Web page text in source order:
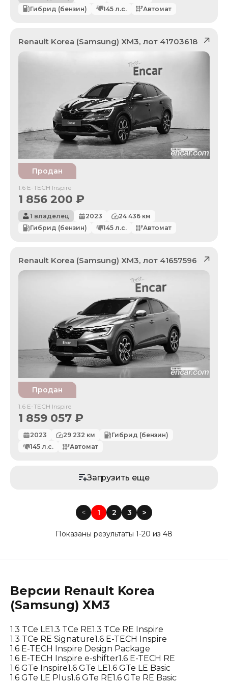
Гибрид (бензин)
145 л.с. Автомат
Renault Korea (Samsung) XM3, лот 41703618
Продан
1.6 E-TECH Inspire
1 856 200 ₽
1 владелец 2023 24 436 км
Гибрид (бензин)
145 л.с. Автомат
Renault Korea (Samsung) XM3, лот 41657596
Продан
1.6 E-TECH Inspire
1 859 057 ₽
2023 29 232 км
Гибрид (бензин)
145 л.с. Автомат
Загрузить еще
< 1 2 3 <
Показаны результаты 1-20 из 48
Версии Renault Korea
(Samsung) XM3
1.3 TCe LE1.3 TCe RE1.3 TCe RE Inspire
1.3 TCe RE Signature1.6 E-TECH Inspire
1.6 E-TECH Inspire Design Package
1.6 E-TECH Inspire e-shifter1.6 E-TECH RE
1.6 GTe Inspire1.6 GTe LE1.6 GTe LE Basic
1.6 GTe LE Plus1.6 GTe RE1.6 GTe RE Basic